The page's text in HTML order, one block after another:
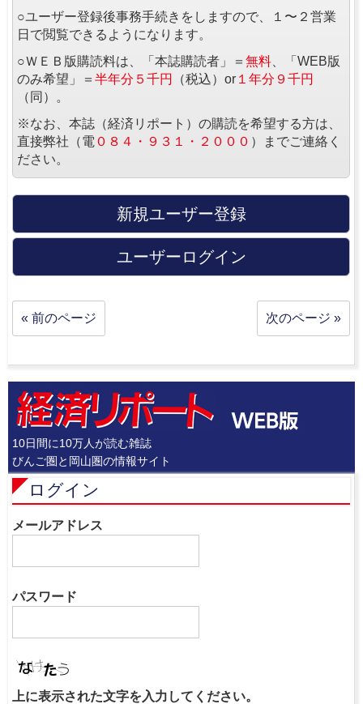
○ユーザー登録後事務手続きをしますので、１〜２営業
日で閲覧できるようになります。
○ＷＥＢ版購読料は、「本誌購読者」＝ 無料 、「WEB版
のみ希望」＝ 半年分５千円 （税込）or １年分９千円
（同）。
※なお、本誌（経済リポート）の購読を希望する方は、
直接弊社（電 ０８４・９３１・２０００ ）までご連絡く
ださい。
新規ユーザー登録
ユーザーログイン
« 前のページ 次のページ »
10日間に10万人が読む雑誌
びんご圏と岡山圏の情報サイト
ログイン
メールアドレス
パスワード
上に表示された文字を入力してください。